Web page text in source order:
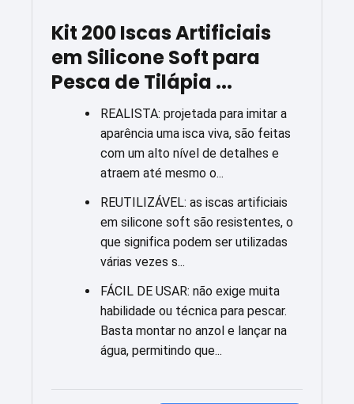
Kit 200 Iscas Artificiais
em Silicone Soft para
Pesca de Tilápia ...
REALISTA: projetada para imitar a
aparência uma isca viva, são feitas
com um alto nível de detalhes e
atraem até mesmo o...
REUTILIZÁVEL: as iscas artificiais
em silicone soft são resistentes, o
que significa podem ser utilizadas
várias vezes s...
FÁCIL DE USAR: não exige muita
habilidade ou técnica para pescar.
Basta montar no anzol e lançar na
água, permitindo que...